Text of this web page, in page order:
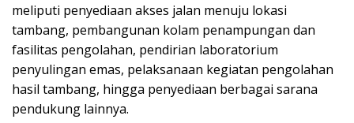
meliputi penyediaan akses jalan menuju lokasi
tambang, pembangunan kolam penampungan dan
fasilitas pengolahan, pendirian laboratorium
penyulingan emas, pelaksanaan kegiatan pengolahan
hasil tambang, hingga penyediaan berbagai sarana
pendukung lainnya.